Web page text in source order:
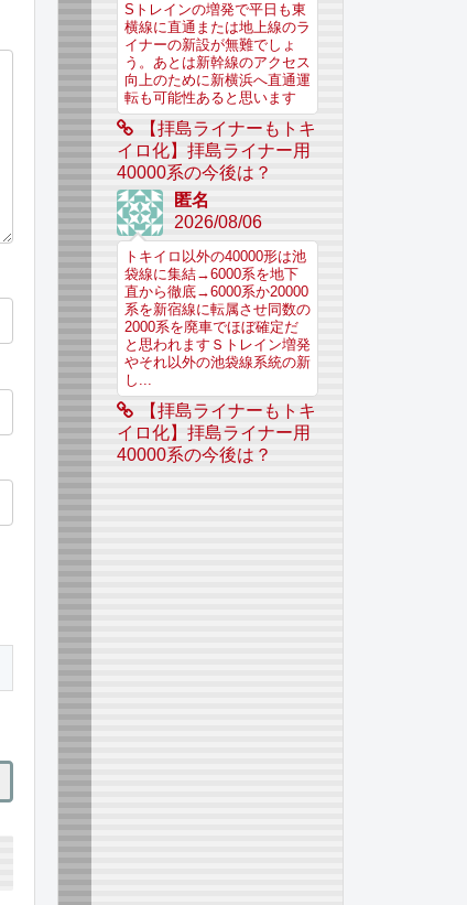
Sトレインの増発で平日も東
横線に直通または地上線のラ
イナーの新設が無難でしょ
う。あとは新幹線のアクセス
向上のために新横浜へ直通運
転も可能性あると思います
【拝島ライナーもトキ
イロ化】拝島ライナー用
40000系の今後は？
匿名
2026/08/06
トキイロ以外の40000形は池
袋線に集結→6000系を地下
直から徹底→6000系か20000
系を新宿線に転属させ同数の
2000系を廃車でほぼ確定だ
と思われますＳトレイン増発
やそれ以外の池袋線系統の新
し...
【拝島ライナーもトキ
イロ化】拝島ライナー用
40000系の今後は？